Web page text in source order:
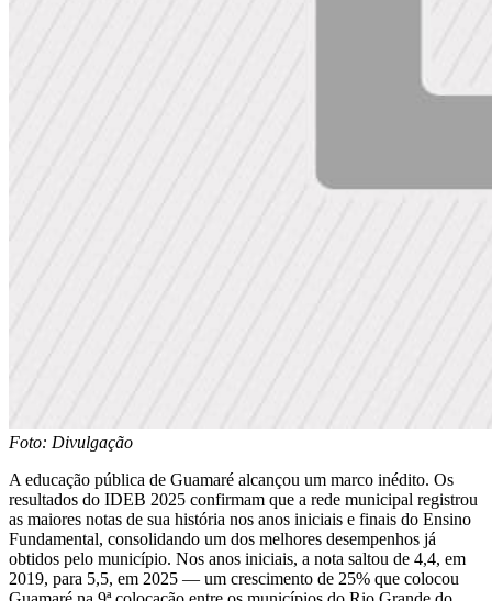
Foto: Divulgação
A educação pública de Guamaré alcançou um marco inédito. Os
resultados do IDEB 2025 confirmam que a rede municipal registrou
as maiores notas de sua história nos anos iniciais e finais do Ensino
Fundamental, consolidando um dos melhores desempenhos já
obtidos pelo município. Nos anos iniciais, a nota saltou de 4,4, em
2019, para 5,5, em 2025 — um crescimento de 25% que colocou